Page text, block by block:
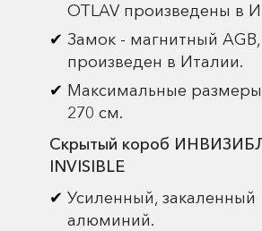
OTLAV произведены в
Замок - магнитный AGB,
произведен в Италии.
Максимальные размеры
270 см.
Скрытый короб ИНВИЗИБЛ
INVISIBLE
Усиленный, закаленный
алюминий.